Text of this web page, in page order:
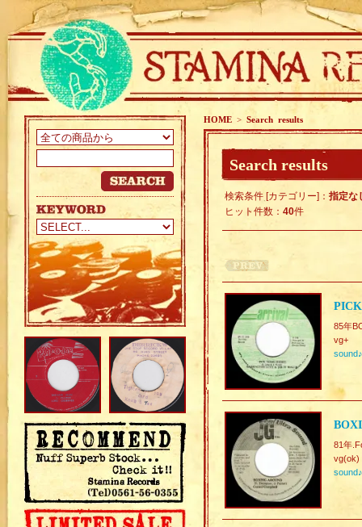
HOME > Search results
Search results
検索条件 [カテゴリー]： 指定な
ヒット件数： 40件
85年
vg+
sound♪
81年
vg(ok)
sound♪